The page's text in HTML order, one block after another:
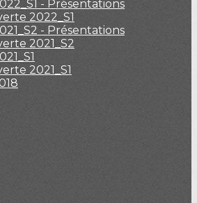
- Présentations
2022_S1
- Présentations
2021_S2
2021_S1